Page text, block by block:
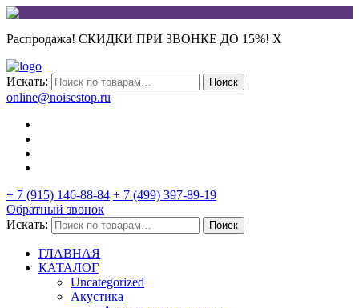
Распродажа! СКИДКИ ПРИ ЗВОНКЕ ДО 15%! X
Искать: Поиск
online@noisestop.ru
+ 7 (915) 146-88-84 + 7 (499) 397-89-19
Обратный звонок
Искать:
Поиск
ГЛАВНАЯ
КАТАЛОГ
Uncategorized
Акустика